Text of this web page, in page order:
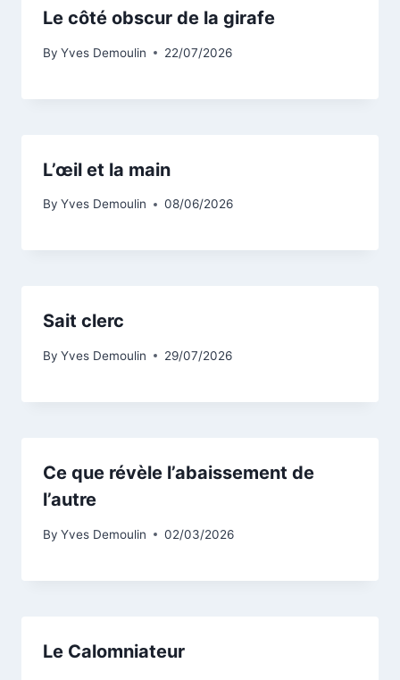
Le côté obscur de la girafe
By Yves Demoulin 22/07/2026
L’œil et la main
By Yves Demoulin 08/06/2026
Sait clerc
By Yves Demoulin 29/07/2026
Ce que révèle l’abaissement de
l’autre
By Yves Demoulin 02/03/2026
Le Calomniateur